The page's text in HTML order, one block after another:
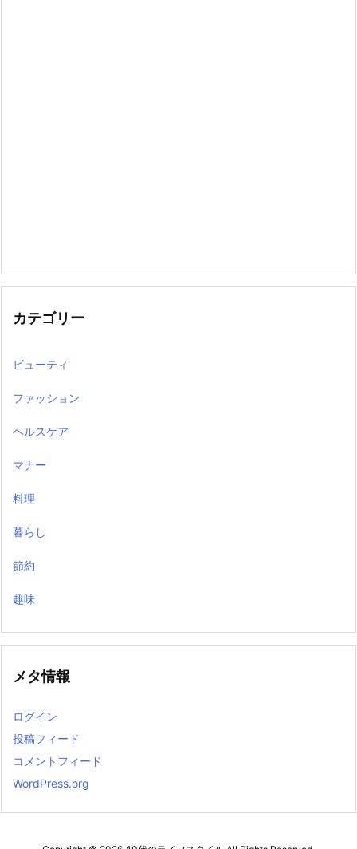
カテゴリー
ビューティ
ファッション
ヘルスケア
マナー
料理
暮らし
節約
趣味
メタ情報
ログイン
投稿フィード
コメントフィード
WordPress.org